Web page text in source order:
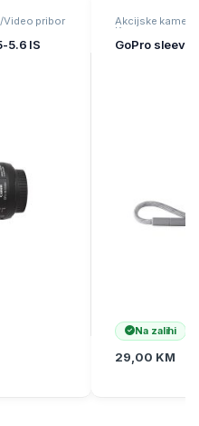
Video pribor
5.6 IS
Akcijske kamere
Kamere
GoPro sleeve
Na zalihi
29,00 KM